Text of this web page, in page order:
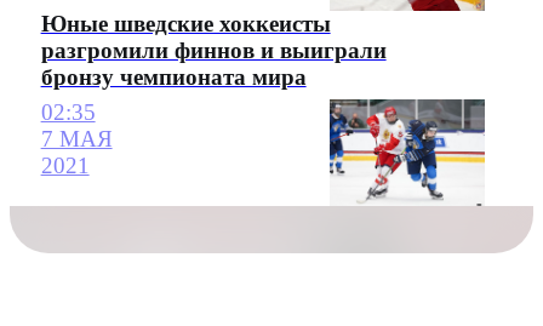
Юные шведские хоккеисты
разгромили финнов и выиграли
бронзу чемпионата мира
02:35
7 МАЯ
2021